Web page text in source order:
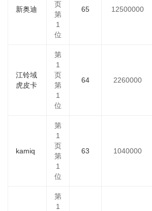
新奥迪
页
第
1
位
65 12500000
江铃域
虎皮卡
第
1
页
第
1
位
64 2260000
kamiq
第
1
页
第
1
位
63 1040000
第
1